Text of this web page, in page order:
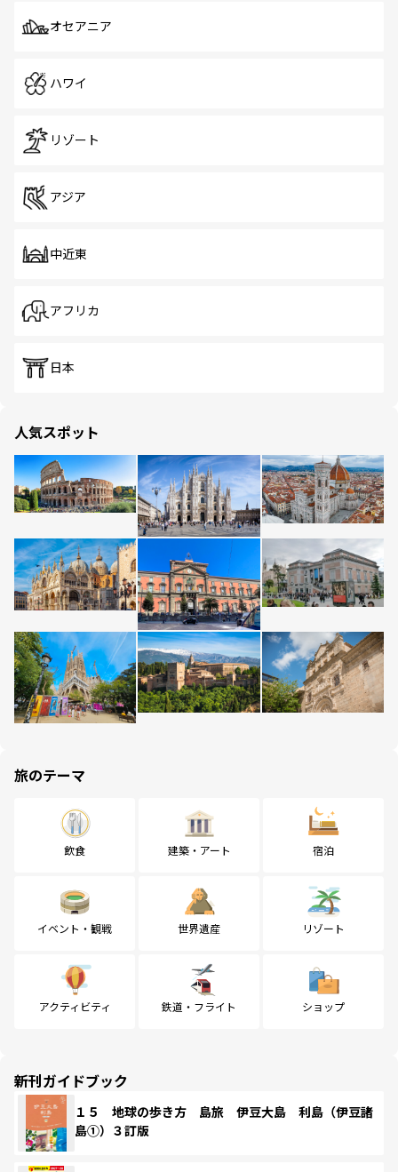
オセアニア
ハワイ
リゾート
アジア
中近東
アフリカ
日本
人気スポット
旅のテーマ
飲食 建築・アート 宿泊
イベント・観戦 世界遺産 リゾート
アクティビティ 鉄道・フライト ショップ
新刊ガイドブック
１５ 地球の歩き方 島旅 伊豆大島 利島（伊豆諸
島①）３訂版